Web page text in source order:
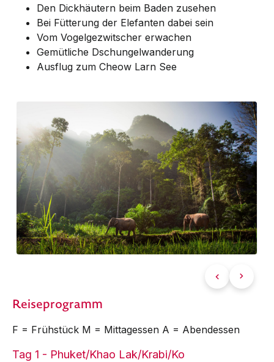
Den Dickhäutern beim Baden zusehen
Bei Fütterung der Elefanten dabei sein
Vom Vogelgezwitscher erwachen
Gemütliche Dschungelwanderung
Ausflug zum Cheow Larn See
Reiseprogramm
F = Frühstück M = Mittagessen A = Abendessen
Tag 1 - Phuket/Khao Lak/Krabi/Ko